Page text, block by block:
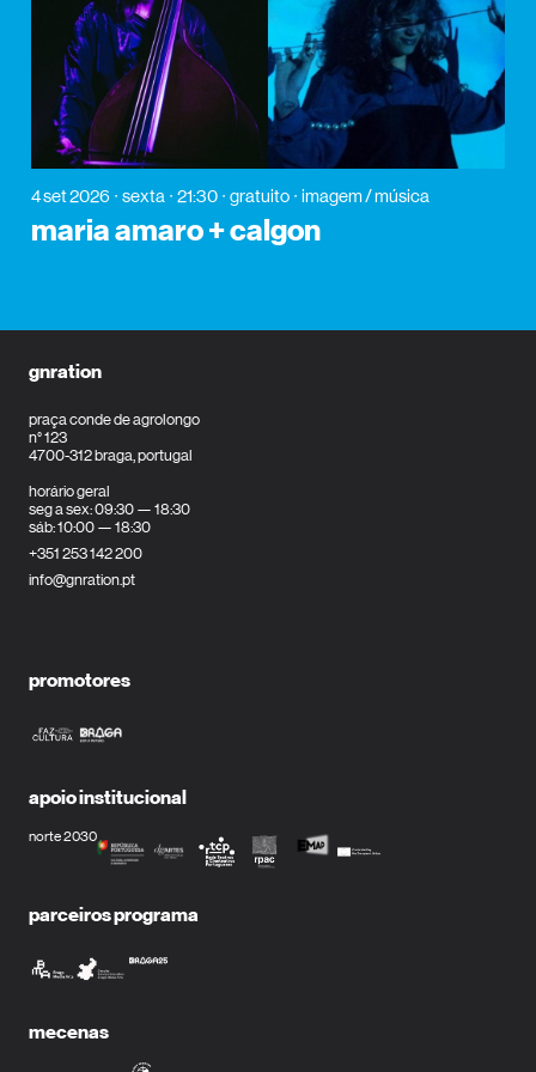
4 set 2026 sexta 21:30 gratuito imagem / música
maria amaro + calgon
gnration
praça conde de agrolongo
n° 123
4700-312 braga, portugal
horário geral
seg a sex: 09:30 — 18:30
sáb: 10:00 — 18:30
+351 253 142 200
info@gnration.pt
promotores
apoio institucional
norte 2030
parceiros programa
mecenas